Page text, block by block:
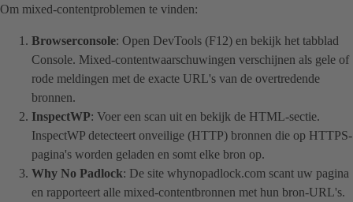
Om mixed-contentproblemen te vinden:
Browserconsole: Open DevTools (F12) en bekijk het tabblad
Console. Mixed-contentwaarschuwingen verschijnen als gele of
rode meldingen met de exacte URL's van de overtredende
bronnen.
InspectWP: Voer een scan uit en bekijk de HTML-sectie.
InspectWP detecteert onveilige (HTTP) bronnen die op HTTPS-
pagina's worden geladen en somt elke bron op.
Why No Padlock: De site whynopadlock.com scant uw pagina
en rapporteert alle mixed-contentbronnen met hun bron-URL's.